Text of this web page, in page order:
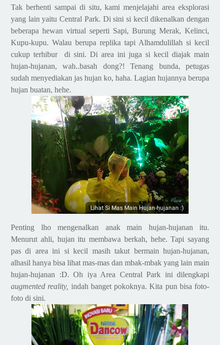
Tak berhenti sampai di situ, kami menjelajahi area eksplorasi
yang lain yaitu Central Park. Di sini si kecil dikenalkan dengan
beberapa hewan virtual seperti Sapi, Burung Merak, Kelinci,
Kupu-kupu. Walau berupa replika tapi Alhamdulillah si kecil
cukup terhibur
di sini. Di area ini juga si kecil diajak main
hujan-hujanan, wah..basah dong?! Tenang bunda, petugas
sudah menyediakan jas hujan ko, haha. Lagian hujannya berupa
hujan buatan, hehe.
Lihat Si Mas Main Hujan-hujanan :)
Penting lho mengenalkan anak main hujan-hujanan itu.
Menurut ahli, hujan itu membawa berkah, hehe. Tapi sayang
pas di area ini si kecil masih takut bermain hujan-hujanan,
alhasil hanya bisa lihat mas-mas dan mbak-mbak yang lain main
hujan-hujanan :D. Oh iya Area Central Park ini dilengkapi
augmented reality, indah banget pokoknya. Kita pun bisa foto-
foto di sini.